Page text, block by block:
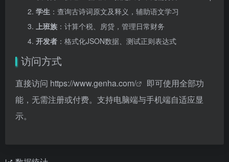
学生 ：查询古诗词原文及释义，辅助语文学习
上班族 ：计算个税、房贷，管理日常财务
开发者 ：格式化JSON数据、测试正则表达式
访问方式
直接访问 https://www.genha.com/
即可使用全部功
能，无需注册或付费。支持电脑端与手机端自适应显
示。